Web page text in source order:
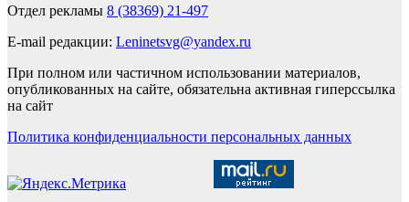
Отдел рекламы 8 (38369) 21-497
E-mail редакции: Leninetsvg@yandex.ru
При полном или частичном использовании материалов,
опубликованных на сайте, обязательна активная гиперссылка
на сайт
Политика конфиденциальности персональных данных